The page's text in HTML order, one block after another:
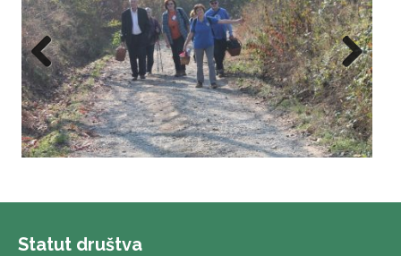
Previous Next
Statut društva